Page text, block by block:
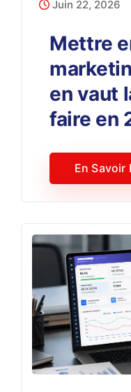
Juin 22, 2026
Mettre
en vaut
faire en
En Savoir